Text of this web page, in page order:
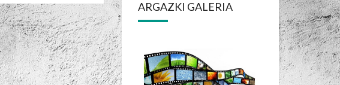
ARGAZKI GALERIA